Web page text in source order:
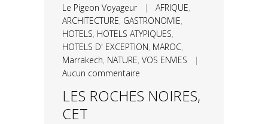
Le Pigeon Voyageur| AFRIQUE,
ARCHITECTURE, GASTRONOMIE,
HOTELS, HOTELS ATYPIQUES,
HOTELS D' EXCEPTION, MAROC,
Marrakech, NATURE, VOS ENVIES |
Aucun commentaire
LES ROCHES NOIRES,
CET